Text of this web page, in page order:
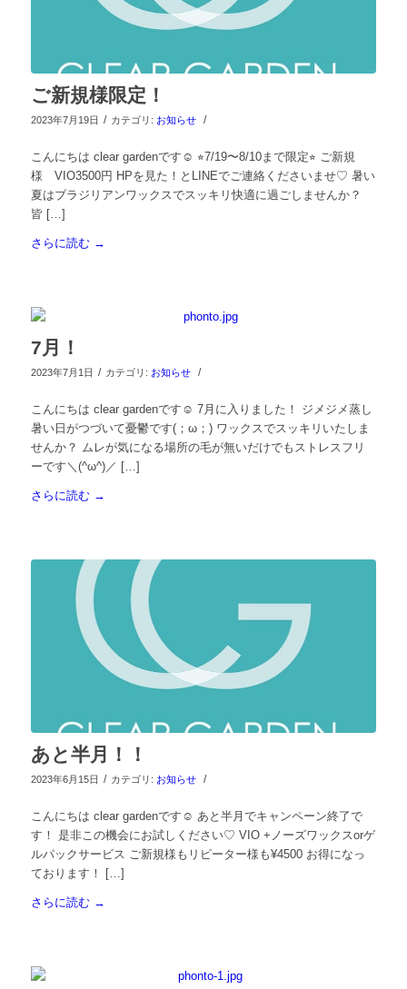
ご新規様限定！
2023年7月19日 / カテゴリ: お知らせ /
こんにちは clear gardenです☺︎ ⭐︎7/19〜8/10まで限定⭐︎ ご新規
様 VIO3500円 HPを見た！とLINEでご連絡くださいませ♡ 暑い
夏はブラジリアンワックスでスッキリ快適に過ごしませんか？
皆 […]
さらに読む→
7月！
2023年7月1日 / カテゴリ: お知らせ /
こんにちは clear gardenです☺︎ 7月に入りました！ ジメジメ蒸し
暑い日がつづいて憂鬱です(；ω；) ワックスでスッキリいたしま
せんか？ ムレが気になる場所の毛が無いだけでもストレスフリ
ーです＼(^ω^)／ […]
さらに読む→
あと半月！！
2023年6月15日 / カテゴリ: お知らせ /
こんにちは clear gardenです☺︎ あと半月でキャンペーン終了で
す！ 是非この機会にお試しください♡ VIO +ノーズワックスorゲ
ルパックサービス ご新規様もリピーター様も¥4500 お得になっ
ております！ […]
さらに読む→